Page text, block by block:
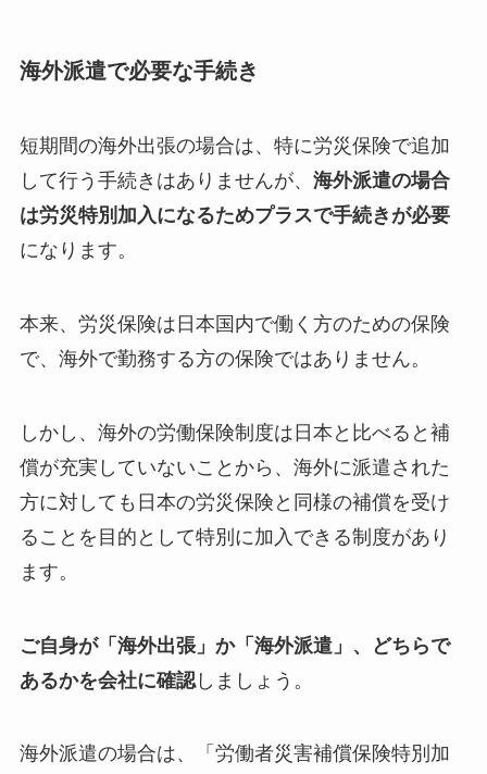
海外派遣で必要な手続き
短期間の海外出張の場合は、特に労災保険で追加
して行う手続きはありませんが、 海外派遣の場合
は労災特別加入になるためプラスで手続きが必要
になります。
本来、労災保険は日本国内で働く方のための保険
で、海外で勤務する方の保険ではありません。
しかし、海外の労働保険制度は日本と比べると補
償が充実していないことから、海外に派遣された
方に対しても日本の労災保険と同様の補償を受け
ることを目的として特別に加入できる制度があり
ます。
ご自身が「海外出張」か「海外派遣」、どちらで
あるかを会社に確認しましょう。
海外派遣の場合は、「労働者災害補償保険特別加